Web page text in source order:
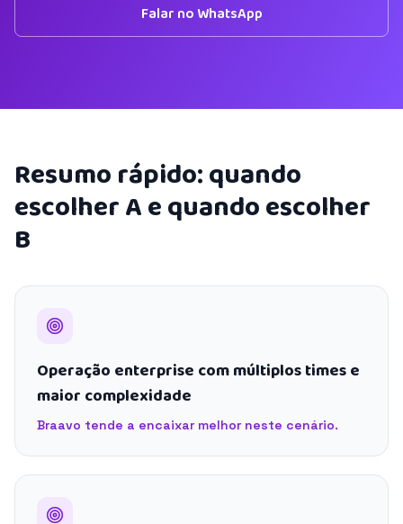
Falar no WhatsApp
Resumo rápido: quando
escolher A e quando escolher
B
Operação enterprise com múltiplos times e
maior complexidade
Braavo tende a encaixar melhor neste cenário.